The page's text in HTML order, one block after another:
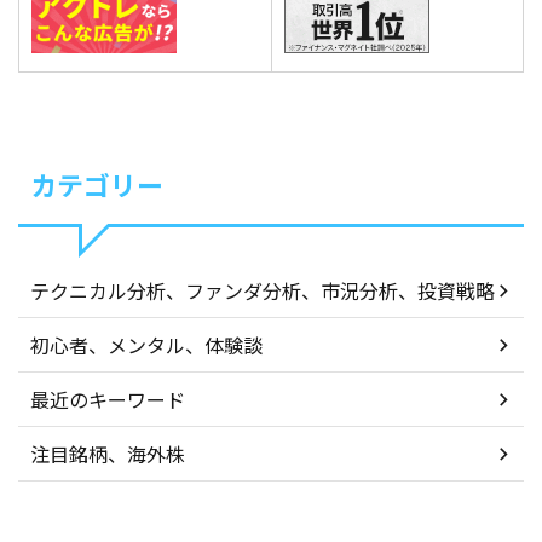
カテゴリー
テクニカル分析、ファンダ分析、市況分析、投資戦略
初心者、メンタル、体験談
最近のキーワード
注目銘柄、海外株